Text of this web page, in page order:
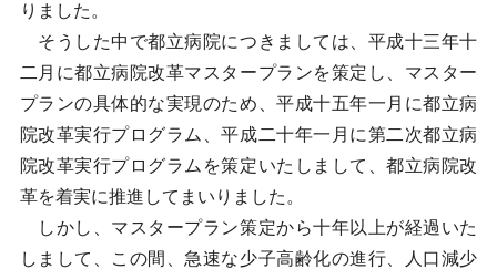
りました。
そうした中で都立病院につきましては、平成十三年十
二月に都立病院改革マスタープランを策定し、マスター
プランの具体的な実現のため、平成十五年一月に都立病
院改革実行プログラム、平成二十年一月に第二次都立病
院改革実行プログラムを策定いたしまして、都立病院改
革を着実に推進してまいりました。
しかし、マスタープラン策定から十年以上が経過いた
しまして、この間、急速な少子高齢化の進行、人口減少